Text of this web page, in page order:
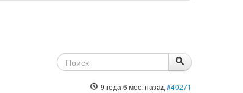
9 года 6 мес. назад #40271